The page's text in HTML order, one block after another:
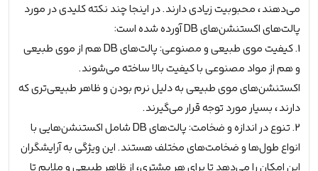
می‌دهند، محبوبیت زیادی دارند. در اینجا چند نکته کلیدی در مورد
پالت‌های اکستنشن‌های DB آورده شده است:
1. کیفیت موی طبیعی و مصنوعی: پالت‌های DB هم از موی طبیعی
و هم از مواد مصنوعی با کیفیت بالا ساخته می‌شوند.
اکستنشن‌های موی طبیعی به دلیل نرم بودن و ظاهر طبیعی‌تری که
دارند، بسیار مورد توجه قرار می‌گیرند.
2. تنوع در اندازه و ضخامت: پالت‌های DB شامل اکستنشن‌هایی با
انواع طول‌ها و ضخامت‌های مختلف هستند. این ویژگی به آرایشگران